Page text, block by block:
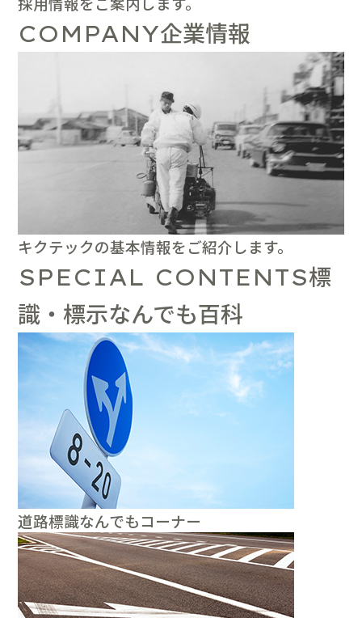
COMPANY企業情報
キクテックの基本情報をご紹介します。
SPECIAL CONTENTS標
識・標示なんでも百科
道路標識なんでもコーナー